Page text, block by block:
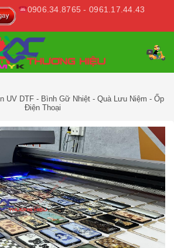
0906.34.8765 - 0961.17.44.43
In UV DTF - Bình Gữ Nhiệt - Quà Lưu Niệm - Ốp
Điện Thoại